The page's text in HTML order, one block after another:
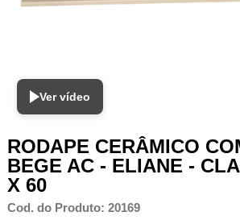
Ver vídeo
RODAPE CERÂMICO
BEGE AC - ELIANE -
X 60
Cod. do Produto: 20169